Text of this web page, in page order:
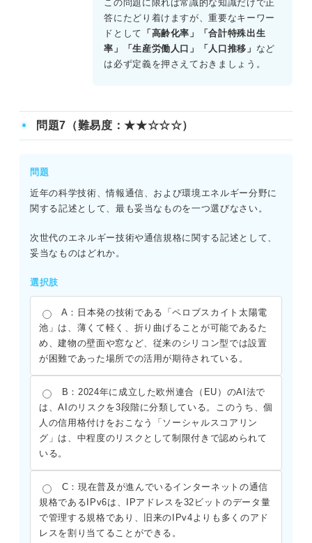
Cも誤りで、人口減少は加速しており2050年代には1億人を
割り込むと推計されている。
Eは地方の人口減少が深刻な課題として残されている実態と
この問題に限れば常識的な知識だけで正
答にたどり着けますが、重要なキーワー
ドとして 「高齢化率」「合計特殊出生
率」「生産労働人口」「人口推移」 など
は必ず定義を押さえておきましょう。
問題7（難易度：★★☆☆☆）
問題
近年の科学技術、情報通信、および環境エネルギー分野に
関する記述として、最も妥当なものを一つ選びなさい。
次世代のエネルギー技術や通信規格に関する記述として、
妥当なものはどれか。
選択肢
A：日本発の技術である「ペロブスカイト太陽電
池」は、薄くて軽く、折り曲げることが可能であるた
め、建物の壁面や窓など、従来のシリコン型では設置
が困難であった場所での活用が期待されている。
B：2024年に成立した欧州連合（EU）のAI法で
は、AIのリスクを3段階に分類している。このうち、個
人の信用格付けをおこなう「ソーシャルスコアリン
グ」は、中程度のリスクとして制限付きで認められて
いる。
C：現在普及が進んでいるインターネットの通信
規格であるIPv6は、IPアドレスを32ビットのデータ量
で管理する規格であり、旧来のIPv4よりも多くのアド
レスを割り当てることができる。